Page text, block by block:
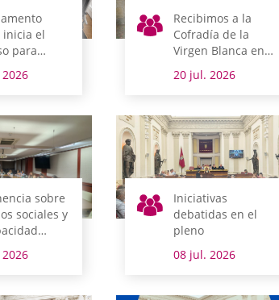
inicia el
para
interno
sede
a la
Recibimos a la
Cofradía de la
Virgen Blanca en
20 jul. 2026
sobre
sociales y
final por
Iniciativas
debatidas en el
pleno
08 jul. 2026